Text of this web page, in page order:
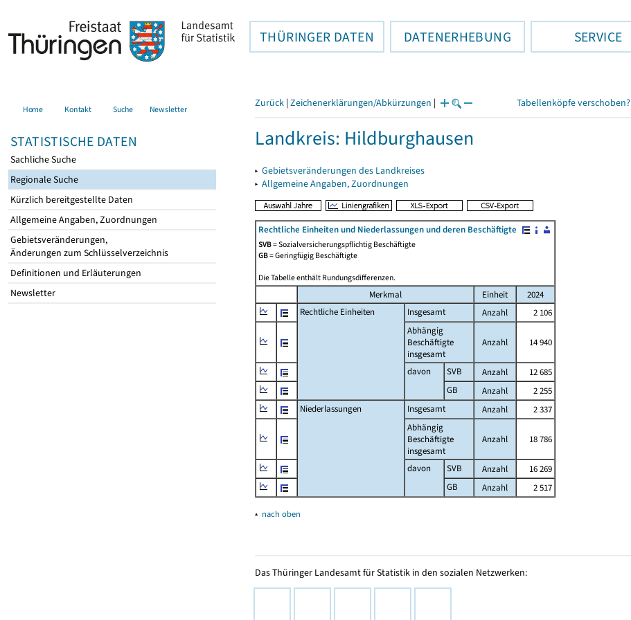
THÜRINGER DATEN DATENERHEBUNG SERVICE
Home Kontakt Suche Newsletter
STATISTISCHE DATEN
Sachliche Suche
Regionale Suche
Kürzlich bereitgestellte Daten
Allgemeine Angaben, Zuordnungen
Gebietsveränderungen,
Änderungen zum Schlüsselverzeichnis
Definitionen und Erläuterungen
Newsletter
Zurück | Zeichenerklärungen/Abkürzungen | Tabellenköpfe verschoben?
Landkreis: Hildburghausen
▸ Gebietsveränderungen des Landkreises
▸ Allgemeine Angaben, Zuordnungen
Rechtliche Einheiten und Niederlassungen und deren Beschäftigte
SVB= Sozialversicherungspflichtig Beschäftigte
GB= Geringfügig Beschäftigte
Die Tabelle enthält Rundungsdifferenzen.
Merkmal Einheit
2024
Rechtliche Einheiten
Insgesamt Anzahl
2 106
Abhängig
Beschäftigte
insgesamt
Anzahl 14 940
davon SVB Anzahl
12 685
GB
Anzahl
2 255
Niederlassungen
Insgesamt Anzahl
2 337
Abhängig
Beschäftigte
insgesamt
Anzahl 18 786
davon SVB Anzahl
16 269
GB
Anzahl 2 517
▴ nach oben
Das Thüringer Landesamt für Statistik in den sozialen Netzwerken: